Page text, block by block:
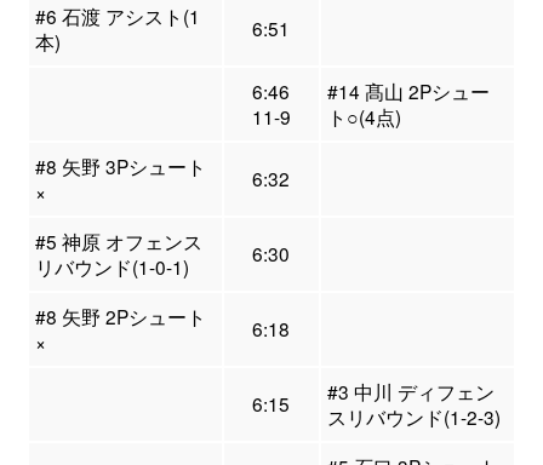
#6 石渡 アシスト(1
本)
6:51
6:46
11-9
#14 髙山 2Pシュー
ト○(4点)
#8 矢野 3Pシュート
×
6:32
#5 神原 オフェンス
リバウンド(1-0-1)
6:30
#8 矢野 2Pシュート
×
6:18
6:15
#3 中川 ディフェン
スリバウンド(1-2-3)